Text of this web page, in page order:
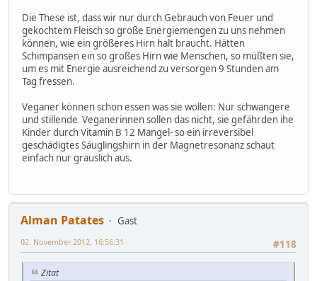
Die These ist, dass wir nur durch Gebrauch von Feuer und
gekochtem Fleisch so große Energiemengen zu uns nehmen
können, wie ein größeres Hirn halt braucht. Hätten
Schimpansen ein so großes Hirn wie Menschen, so müßten sie,
um es mit Energie ausreichend zu versorgen 9 Stunden am
Tag fressen.
Veganer können schon essen was sie wollen: Nur schwangere
und stillende Veganerinnen sollen das nicht, sie gefährden ihe
Kinder durch Vitamin B 12 Mangel- so ein irreversibel
geschädigtes Säuglingshirn in der Magnetresonanz schaut
einfach nur grauslich aus.
Alman Patates
Gast
#118
02. November 2012, 16:56:31
Zitat